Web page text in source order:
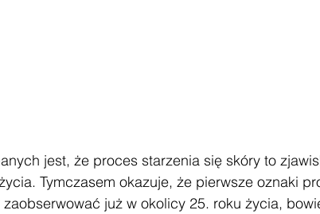
jest, że proces starzenia się skóry to
Tymczasem okazuje, że pierwsze oznaki
już w okolicy 25. roku życia,